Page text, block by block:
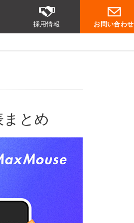
採用情報 お問い合わせ
とめ